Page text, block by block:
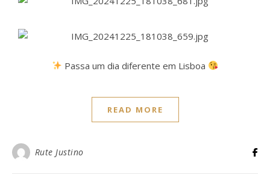
Passa um dia diferente em Lisboa
READ MORE
Rute Justino